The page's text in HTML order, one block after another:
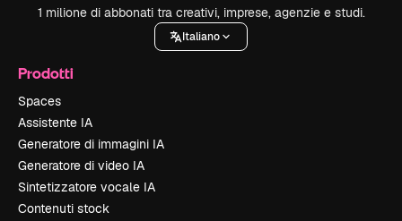
1 milione di abbonati tra creativi, imprese, agenzie e studi.
Italiano
Prodotti
Spaces
Assistente IA
Generatore di immagini IA
Generatore di video IA
Sintetizzatore vocale IA
Contenuti stock